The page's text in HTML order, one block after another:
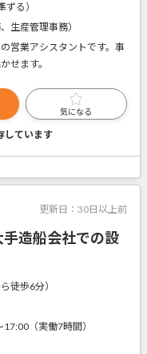
る）
生産管理事務）
営業アシスタントです。事
せます。
気になる
しています
更新日： 30日以上前
手造船会社での設
徒歩6分）
（実働7時間）